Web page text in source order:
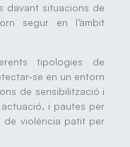
davant situacions de
segur en l’àmbit
tipologies de
se en un entorn
de sensibilització i
i pautes per
de violència patit per